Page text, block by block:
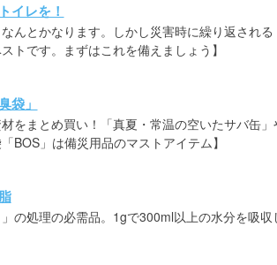
イレを！
んとかなります。しかし災害時に繰り返され
トです。まずはこれを備えましょう】
袋」
をまとめ買い！「真夏・常温の空いたサバ缶
BOS」は備災用品のマストアイテム】
の処理の必需品。1gで300ml以上の水分を吸収